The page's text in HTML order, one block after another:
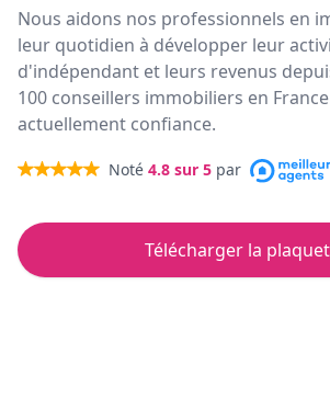
Nous aidons nos professionnels en
leur quotidien à développer leur
d'indépendant et leurs revenus
100 conseillers immobiliers en
actuellement confiance.
Noté 4.8 sur 5 par
Télécharger la